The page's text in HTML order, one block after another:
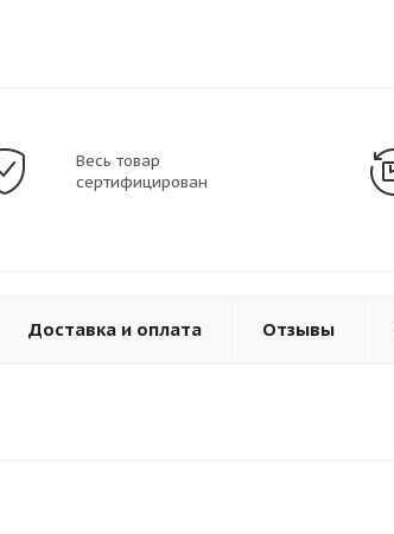
Весь товар
сертифицирован
Доставка и оплата Отзывы